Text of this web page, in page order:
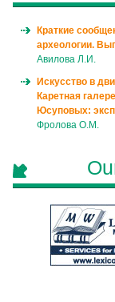
Краткие
археологии.
Авилова Л.И.
Искусство в
Каретная
Юсуповых:
Фролова О.М.